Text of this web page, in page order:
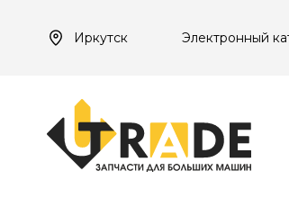
Иркутск Электронный